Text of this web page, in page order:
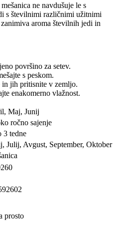
ne navdušuje le s
s številnimi različnimi užitnimi
aroma številnih jedi in
površino za setev.
s peskom.
in jih pritisnite v zemljo.
enakomerno vlažnost.
Maj, Junij
ročno sajenje
3 tedne
Julij, Avgust, September, Oktober
prosto